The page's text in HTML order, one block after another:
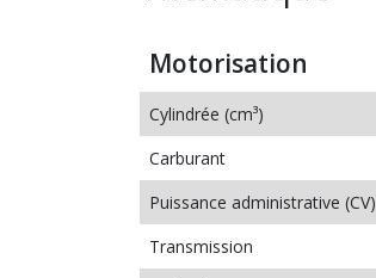
Motorisation
Cylindrée (cm³)
Carburant
Puissance administrative (CV)
Transmission